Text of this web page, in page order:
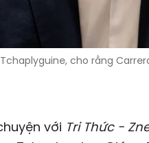
cho rằng
với Tri Thức -